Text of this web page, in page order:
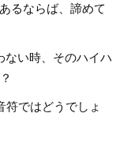
るならば、諦めて
ない時、そのハイハ
符ではどうでしょ